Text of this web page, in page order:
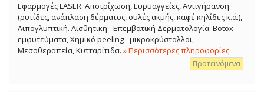
Εφαρμογές LASER: Αποτρίχωση, Ευρυαγγείες, Αντιγήρανση
(ρυτίδες, ανάπλαση δέρματος, ουλές ακμής, καφέ κηλίδες κ.ά.),
Λιπογλυπτική. Αισθητική - Επεμβατική Δερματολογία: Botox -
εμφυτεύματα, Χημικό peeling - μικροκρύσταλλοι,
Μεσοθεραπεία, Κυτταρίτιδα. » Περισσότερες πληροφορίες
Προτεινόμενα